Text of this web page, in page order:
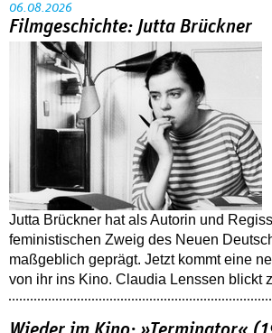
06.08.2026
Filmgeschichte: Jutta Brückner
Jutta Brückner hat als Autorin und
feministischen Zweig des Neuen
maßgeblich geprägt. Jetzt kommt eine
von ihr ins Kino. Claudia Lenssen blickt